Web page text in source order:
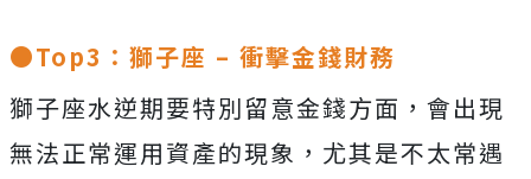
●Top3：獅子座 – 衝擊金錢財務
獅子座水逆期要特別留意金錢方面，會出現
無法正常運用資產的現象，尤其是不太常遇